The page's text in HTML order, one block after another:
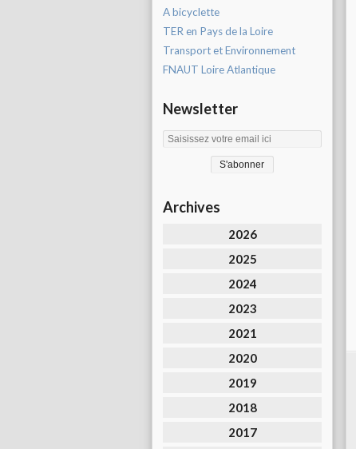
A bicyclette
TER en Pays de la Loire
Transport et Environnement
FNAUT Loire Atlantique
Newsletter
Archives
2026
2025
2024
2023
2021
2020
2019
2018
2017